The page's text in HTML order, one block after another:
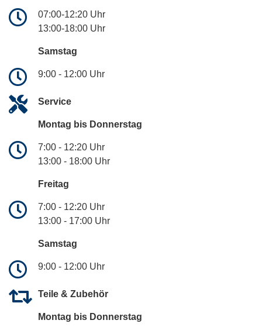
07:00-12:20 Uhr
13:00-18:00 Uhr
Samstag
9:00 - 12:00 Uhr
Service
Montag bis Donnerstag
7:00 - 12:20 Uhr
13:00 - 18:00 Uhr
Freitag
7:00 - 12:20 Uhr
13:00 - 17:00 Uhr
Samstag
9:00 - 12:00 Uhr
Teile & Zubehör
Montag bis Donnerstag